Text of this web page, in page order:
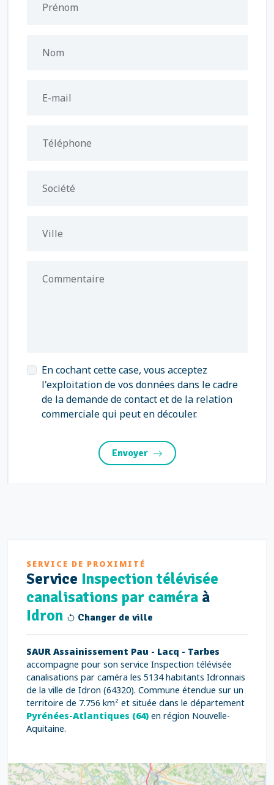
Prénom
Nom
E-mail
Téléphone
Société
Ville
Commentaire
En cochant cette case, vous acceptez
l'exploitation de vos données dans le cadre
de la demande de contact et de la relation
commerciale qui peut en découler.
Envoyer
SERVICE DE PROXIMITÉ
Service Inspection télévisée
canalisations par caméra à
Idron
Changer de ville
SAUR Assainissement Pau - Lacq - Tarbes
accompagne pour son service Inspection télévisée
canalisations par caméra les 5134 habitants Idronnais
de la ville de Idron (64320). Commune étendue sur un
territoire de 7.756 km² et située dans le département
Pyrénées-Atlantiques (64) en région Nouvelle-
Aquitaine.